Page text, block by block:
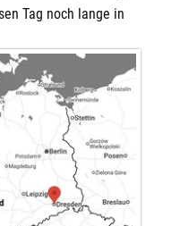
Tag noch lange in